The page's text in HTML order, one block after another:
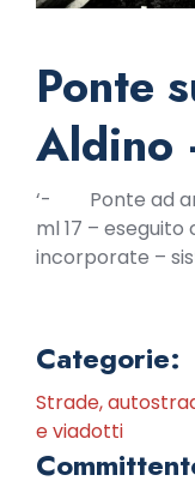
Ponte
Aldino
‘- Ponte ad
ml 17 –
incorporate –
Categorie:
Strade,
e viadotti